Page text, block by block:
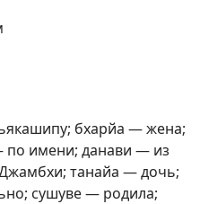
бхарйа — жена;
по имени; данави — из
танайа — дочь;
сушуве — родила;